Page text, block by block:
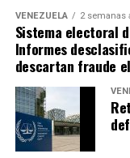
VENEZUELA 2 semanas
Sistema electoral
Informes
descartan fraude